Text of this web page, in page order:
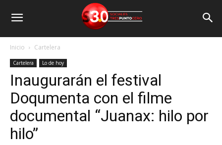
Inicio Cartelera
Cartelera Lo de hoy
Inaugurarán el festival
Doqumenta con el filme
documental “Juanax: hilo por
hilo”